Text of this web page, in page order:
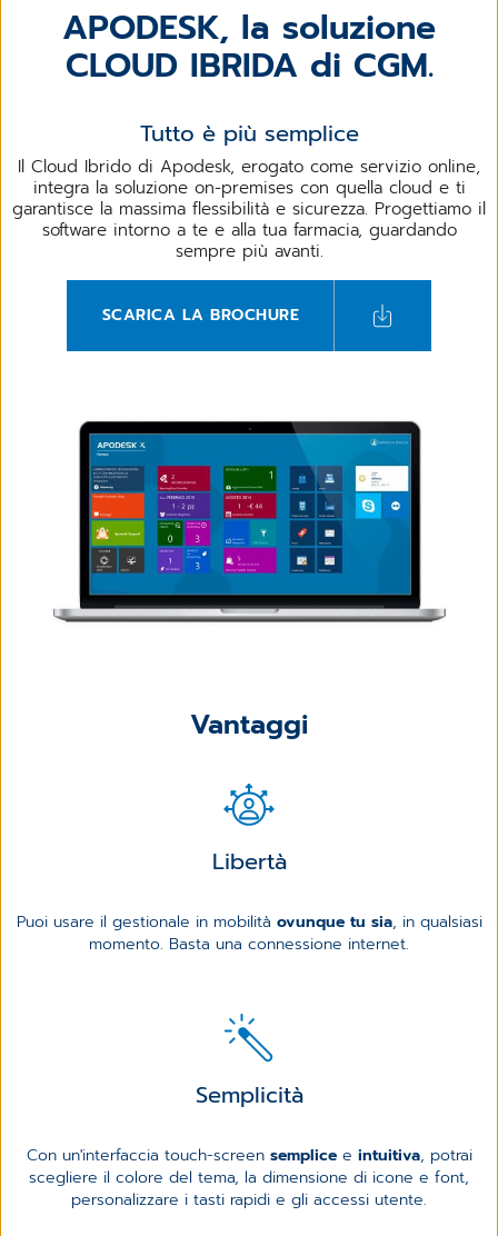
APODESK, la soluzione
CLOUD IBRIDA di CGM.
Tutto è più semplice
Il Cloud Ibrido di Apodesk, erogato come servizio online,
integra la soluzione on-premises con quella cloud e ti
garantisce la massima flessibilità e sicurezza. Progettiamo il
software intorno a te e alla tua farmacia, guardando
sempre più avanti.
SCARICA LA BROCHURE
Vantaggi
Libertà
Puoi usare il gestionale in mobilità ovunque tu sia, in qualsiasi
momento. Basta una connessione internet.
Semplicità
Con un'interfaccia touch-screen semplicee intuitiva, potrai
scegliere il colore del tema, la dimensione di icone e font,
personalizzare i tasti rapidi e gli accessi utente.